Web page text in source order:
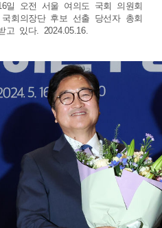
일 오전 서울 여의도 국회 의원회
회의장단 후보 선출 당선자 총회
고 있다. 2024.05.16.